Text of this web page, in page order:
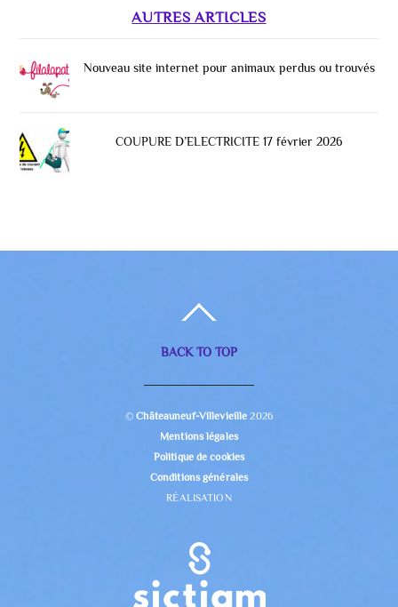
AUTRES ARTICLES
Nouveau site internet pour animaux perdus ou trouvés
COUPURE D’ELECTRICITE 17 février 2026
BACK TO TOP
©Châteauneuf-Villevieille 2026
Mentions légales
Politique de cookies
Conditions générales
RÉALISATION